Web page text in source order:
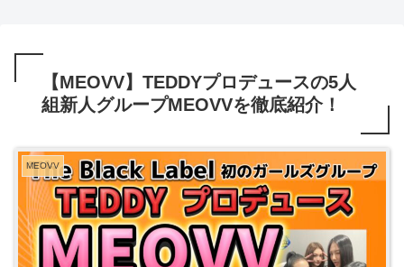
【MEOVV】TEDDYプロデュースの5人
組新人グループMEOVVを徹底紹介！
MEOVV